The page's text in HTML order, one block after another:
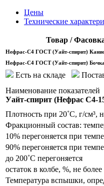
Цены
Технические
Товар /
Нефрас-С4 ГОСТ (Уайт-спирит)
Нефрас-С4 ГОСТ (Уайт-спирит)
Есть на складе
Наименование показателей
Уайт-спирит (Нефрас С4-
Плотность при 20˚С, г/см³,
Фракционный состав:
10% перегоняется при
90% перегоняется при
до 200˚С перегоняется
остаток в колбе, %, не более
Температура вспышки,